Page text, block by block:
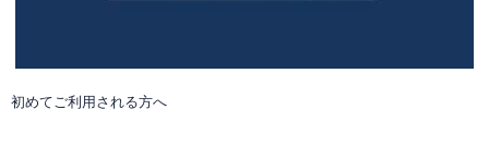
初めてご利用される方へ